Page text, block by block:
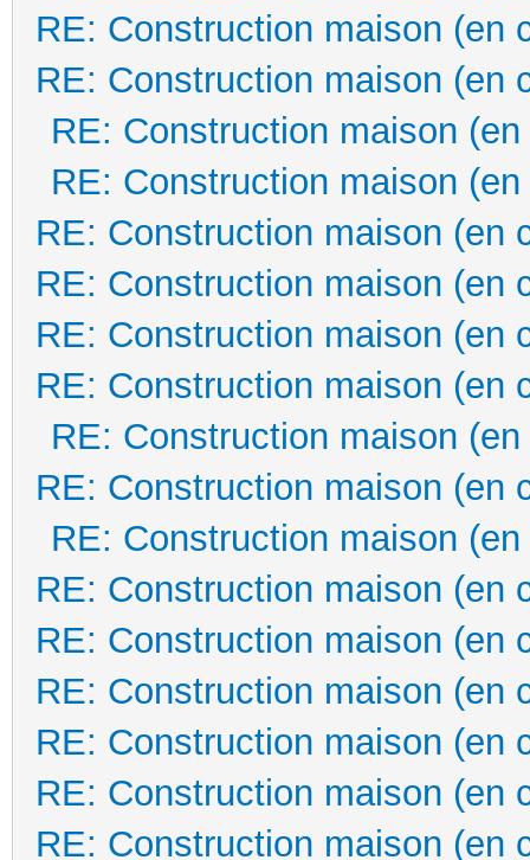
RE: Construction maison (en
RE: Construction maison (en
RE: Construction maison
RE: Construction maison
RE: Construction maison (en
RE: Construction maison (en
RE: Construction maison (en
RE: Construction maison (en
RE: Construction maison
RE: Construction maison (en
RE: Construction maison
RE: Construction maison (en
RE: Construction maison (en
RE: Construction maison (en
RE: Construction maison (en
RE: Construction maison (en
RE: Construction maison (en